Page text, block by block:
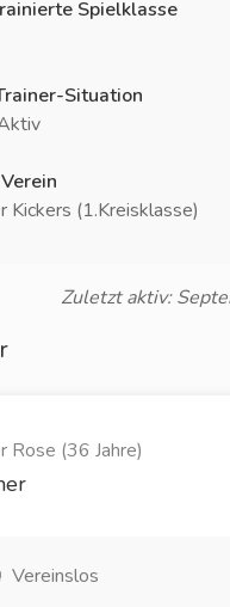
Spielklasse
Situation
Kickers (1.Kreisklasse)
Zuletzt aktiv:
Rose (36 Jahre)
Vereinslos